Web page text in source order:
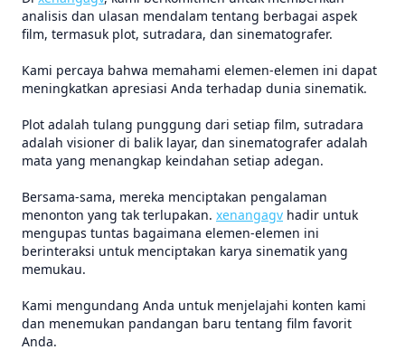
analisis dan ulasan mendalam tentang berbagai aspek
film, termasuk plot, sutradara, dan sinematografer.
Kami percaya bahwa memahami elemen-elemen ini dapat
meningkatkan apresiasi Anda terhadap dunia sinematik.
Plot adalah tulang punggung dari setiap film, sutradara
adalah visioner di balik layar, dan sinematografer adalah
mata yang menangkap keindahan setiap adegan.
Bersama-sama, mereka menciptakan pengalaman
menonton yang tak terlupakan. xenangagv hadir untuk
mengupas tuntas bagaimana elemen-elemen ini
berinteraksi untuk menciptakan karya sinematik yang
memukau.
Kami mengundang Anda untuk menjelajahi konten kami
dan menemukan pandangan baru tentang film favorit
Anda.